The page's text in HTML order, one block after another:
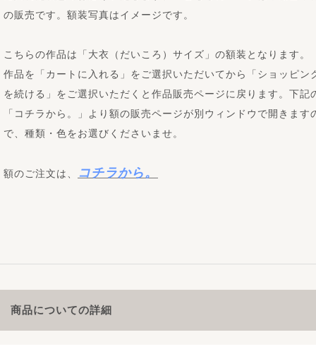
の販売です。額装写真はイメージです。
こちらの作品は「大衣（だいころ）サイズ」の額装となります。
作品を「カートに入れる」をご選択いただいてから「ショッピン
を続ける」をご選択いただくと作品販売ページに戻ります。下記
「コチラから。」より額の販売ページが別ウィンドウで開きます
で、種類・色をお選びくださいませ。
額のご注文は、 コチラから。
商品についての詳細